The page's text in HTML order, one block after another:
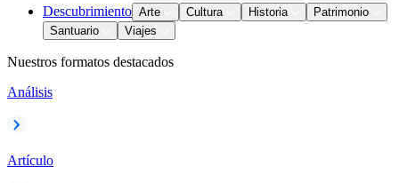
Descubrimiento Arte Cultura Historia
Patrimonio
Santuario
Viajes
Nuestros formatos destacados
Análisis
Artículo